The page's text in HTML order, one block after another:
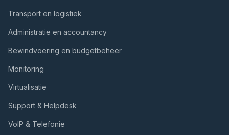
Transport en logistiek
Administratie en accountancy
Bewindvoering en budgetbeheer
Monitoring
Virtualisatie
Support & Helpdesk
VoIP & Telefonie